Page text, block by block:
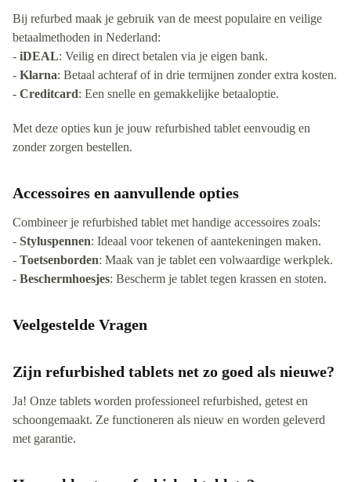
Bij refurbed maak je gebruik van de meest populaire en veilige
betaalmethoden in Nederland:
- iDEAL: Veilig en direct betalen via je eigen bank.
- Klarna: Betaal achteraf of in drie termijnen zonder extra kosten.
- Creditcard: Een snelle en gemakkelijke betaaloptie.
Met deze opties kun je jouw refurbished tablet eenvoudig en
zonder zorgen bestellen.
Accessoires en aanvullende opties
Combineer je refurbished tablet met handige accessoires zoals:
- Styluspennen: Ideaal voor tekenen of aantekeningen maken.
- Toetsenborden: Maak van je tablet een volwaardige werkplek.
- Beschermhoesjes: Bescherm je tablet tegen krassen en stoten.
Veelgestelde Vragen
Zijn refurbished tablets net zo goed als nieuwe?
Ja! Onze tablets worden professioneel refurbished, getest en
schoongemaakt. Ze functioneren als nieuw en worden geleverd
met garantie.